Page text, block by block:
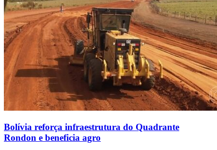
Bolívia reforça infraestrutura do Quadrante
Rondon e beneficia agro